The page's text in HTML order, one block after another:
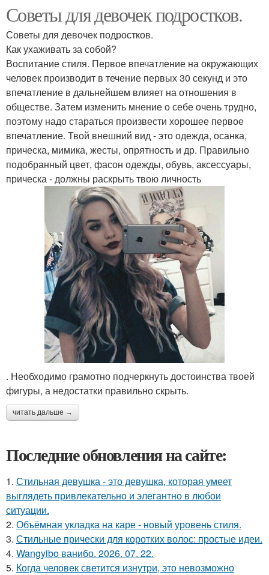
Советы для девочек подростков.
Советы для девочек подростков.
Как ухаживать за собой?
Воспитание стиля. Первое впечатление на окружающих
человек производит в течение первых 30 секунд и это
впечатление в дальнейшем влияет на отношения в
обществе. Затем изменить мнение о себе очень трудно,
поэтому надо стараться произвести хорошее первое
впечатление. Твой внешний вид - это одежда, осанка,
прическа, мимика, жесты, опрятность и др. Правильно
подобранный цвет, фасон одежды, обувь, аксессуары,
прическа - должны раскрыть твою личность
. Необходимо грамотно подчеркнуть достоинства твоей
фигуры, а недостатки правильно скрыть.
читать дальше →
Последние обновления на сайте:
1. Стильная девушка - это девушка, которая умеет
выглядеть привлекательно и элегантно в любои
ситуации.
2. Объёмная укладка на каре - новый уровень стиля.
3. Стильные прически для коротких волос: простые идеи.
4. Wangyibo ванибо. 2026. 07. 22.
5. Когда человек светится изнутри, это невозможно